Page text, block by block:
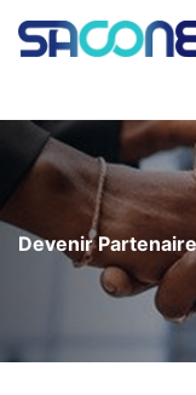
Aller
au
Devenir Partenaire